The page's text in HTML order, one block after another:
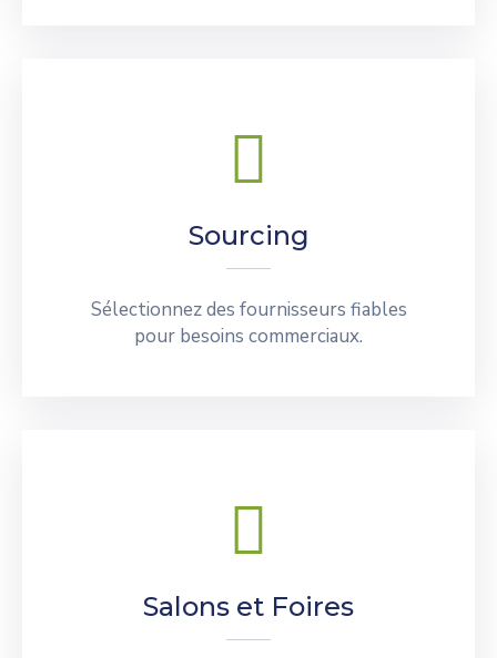
Sourcing
Sélectionnez des fournisseurs fiables
pour besoins commerciaux.
Salons et Foires